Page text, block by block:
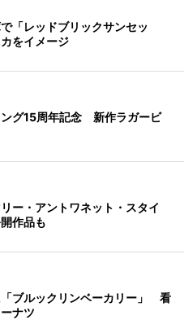
「レッドブリックサンセッ
をイメージ
グ15周年記念 新作ラガービ
ー・アントワネット・スタイ
作品も
ブルックリンベーカリー」 看
ナツ